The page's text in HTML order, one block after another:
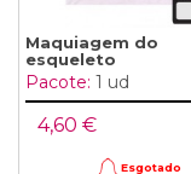
Maquiagem do
esqueleto
Pacote: 1 ud
4,60 €
Esgotado